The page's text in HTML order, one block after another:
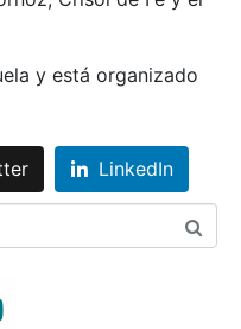
y está organizado
LinkedIn